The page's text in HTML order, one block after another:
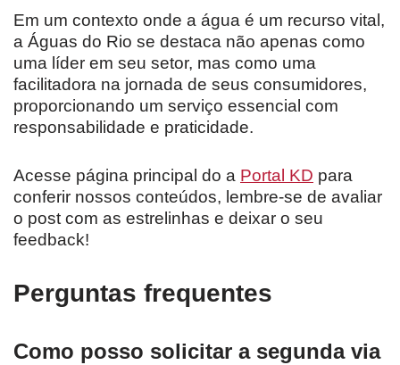
Em um contexto onde a água é um recurso vital,
a Águas do Rio se destaca não apenas como
uma líder em seu setor, mas como uma
facilitadora na jornada de seus consumidores,
proporcionando um serviço essencial com
responsabilidade e praticidade.
Acesse página principal do a Portal KD para
conferir nossos conteúdos, lembre-se de avaliar
o post com as estrelinhas e deixar o seu
feedback!
Perguntas frequentes
Como posso solicitar a segunda via